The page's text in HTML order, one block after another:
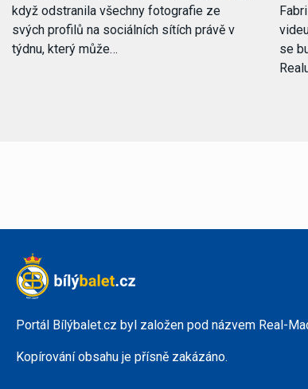
když odstranila všechny fotografie ze
svých profilů na sociálních sítích právě v
týdnu, který může…
se
Portál Bílýbalet.cz byl založen pod názvem Real-
Kopírování obsahu je přísně zakázáno.